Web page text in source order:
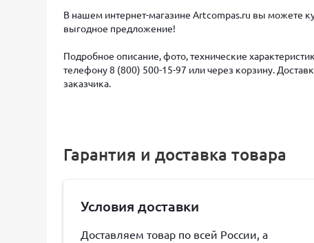
В нашем интернет-магазине Artcompas.ru вы можете
выгодное предложение!
Подробное описание, фото, технические
телефону 8 (800) 500-15-97 или через корзину.
заказчика.
Гарантия и доставка товара
Условия доставки
Доставляем товар по всей России, а